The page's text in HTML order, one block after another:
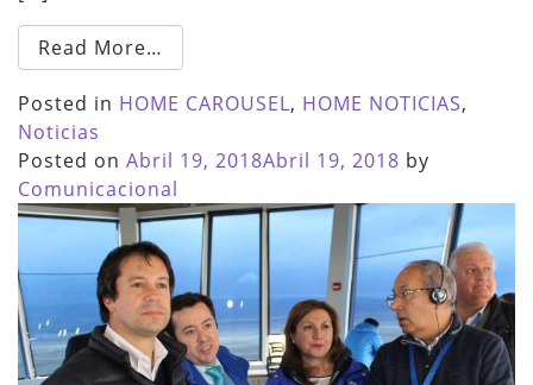
Read More…
Posted in HOME CAROUSEL, HOME NOTICIAS,
Noticias
Posted on Abril 19, 2018Abril 19, 2018 by
Comunicacional